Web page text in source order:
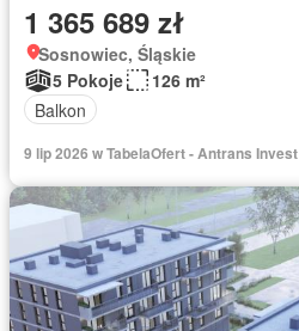
1 365 689 zł
Sosnowiec, Śląskie
5 Pokoje
126 m²
Balkon
9 lip 2026 w TabelaOfert - Antrans Invest